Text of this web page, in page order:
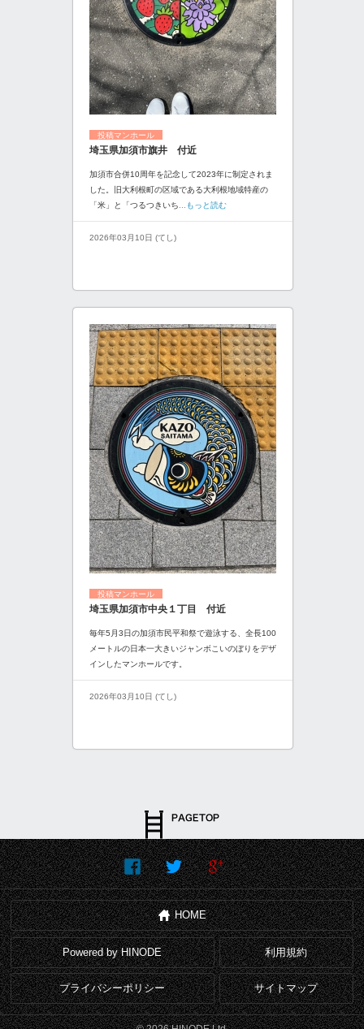
投稿マンホール
埼玉県加須市旗井 付近
加須市合併10周年を記念して2023年に制定されま
した。旧大利根町の区域である大利根地域特産の
「米」と「つるつきいち ...もっと読む
2026年03月10日 (てし)
投稿マンホール
埼玉県加須市中央１丁目 付近
毎年5月3日の加須市民平和祭で遊泳する、全長100
メートルの日本一大きいジャンボこいのぼりをデザ
インしたマンホールです。
2026年03月10日 (てし)
HOME
Powered by HINODE 利用規約
プライバシーポリシー サイトマップ